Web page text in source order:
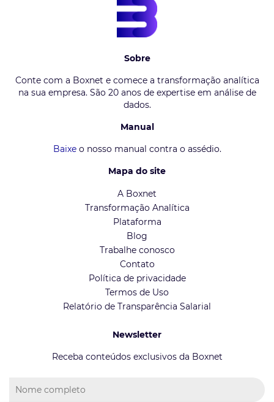
Sobre
Conte com a Boxnet e comece a transformação analítica
na sua empresa. São 20 anos de expertise em análise de
dados.
Manual
Baixeo nosso manual contra o assédio.
Mapa do site
A Boxnet
Transformação Analítica
Plataforma
Blog
Trabalhe conosco
Contato
Política de privacidade
Termos de Uso
Relatório de Transparência Salarial
Newsletter
Receba conteúdos exclusivos da Boxnet